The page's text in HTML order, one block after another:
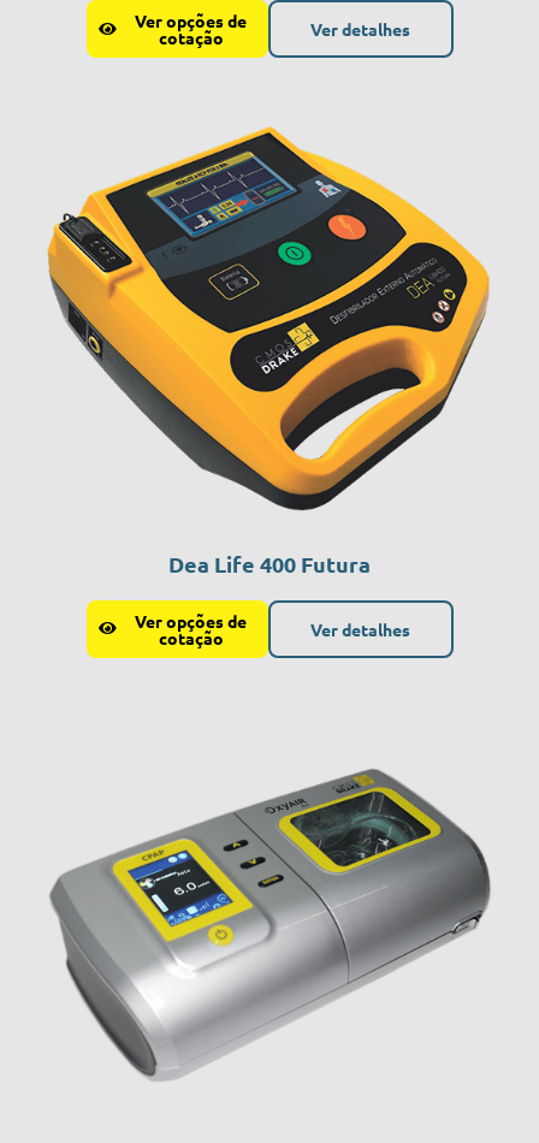
Ver opções de
cotação Ver detalhes
Dea Life 400 Futura
Ver opções de
cotação Ver detalhes